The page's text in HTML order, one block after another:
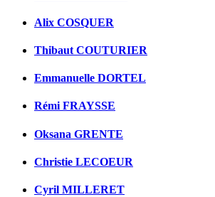
Alix COSQUER
Thibaut COUTURIER
Emmanuelle DORTEL
Rémi FRAYSSE
Oksana GRENTE
Christie LECOEUR
Cyril MILLERET